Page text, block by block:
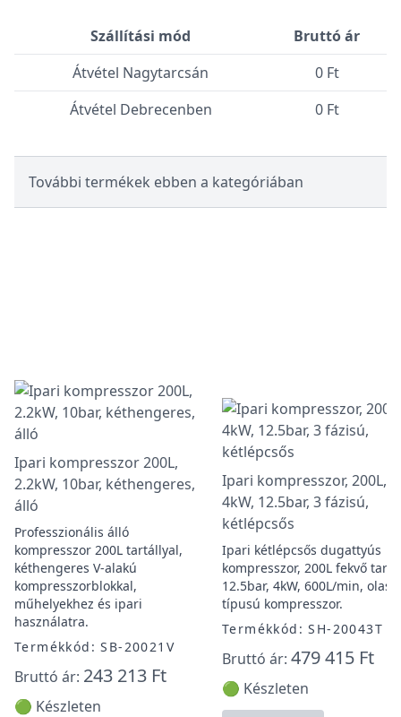
Szállítási mód
Bruttó ár
Átvétel Nagytarcsán
0 Ft
Átvétel Debrecenben
0 Ft
További termékek ebben a kategóriában
Ipari kompresszor 200L,
2.2kW, 10bar, kéthengeres,
álló
Professzionális álló
kompresszor 200L tartállyal,
kéthengeres V-alakú
kompresszorblokkal,
műhelyekhez és ipari
használatra.
Termékkód: SB-20021V
Bruttó ár: 243 213 Ft
🟢 Készleten
Ipari kompresszor, 200L,
4kW, 12.5bar, 3 fázisú,
kétlépcsős
Ipari kétlépcsős dugattyús
kompresszor, 200L fekvő
12.5bar, 4kW, 600L/min, olasz
típusú kompresszor.
Termékkód: SH-20043T
Bruttó ár: 479 415 Ft
🟢 Készleten